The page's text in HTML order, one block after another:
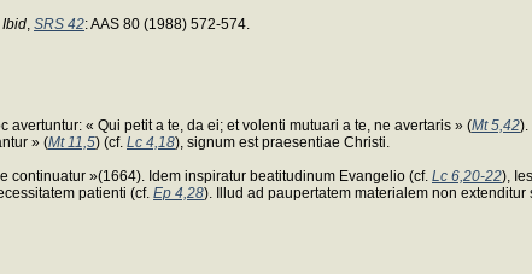
Ibid SRS 42: AAS 80 (1988) 572-574.
« Qui petit a te, da ei; et volenti mutuari a te, ne avertaris » (Mt 5,42).
» (Mt 11,5) (cf. Lc 4,18), signum est praesentiae Christi.
»(1664). Idem inspiratur beatitudinum Evangelio (cf. Lc 6,20-22),
patienti (cf. Ep 4,28). Illud ad paupertatem materialem non